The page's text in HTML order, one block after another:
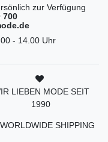
zur Verfügung
700
- 14.00 Uhr
LIEBEN MODE SEIT
1990
WORLDWIDE SHIPPING